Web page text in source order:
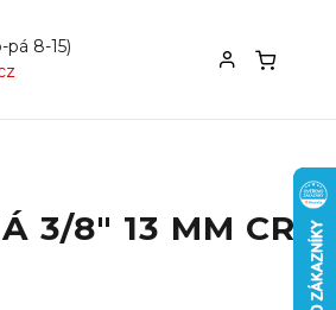
pá 8-15)
3/8" 13 MM CRV